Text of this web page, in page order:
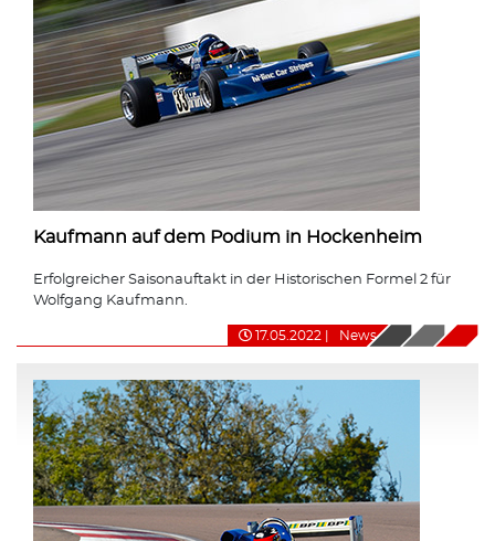
Kaufmann auf dem Podium in Hockenheim
Erfolgreicher Saisonauftakt in der Historischen Formel 2 für
Wolfgang Kaufmann.
17.05.2022 News